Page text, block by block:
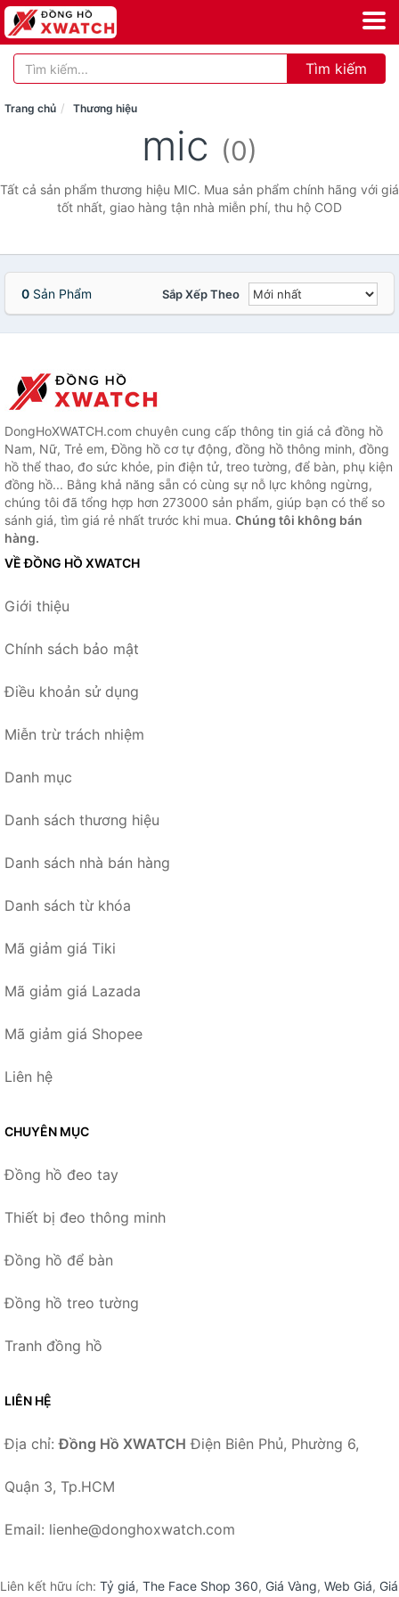
Tìm kiếm
Trang chủ Thương hiệu
mic (0)
Tất cả sản phẩm thương hiệu MIC. Mua sản phẩm chính hãng với giá
tốt nhất, giao hàng tận nhà miễn phí, thu hộ COD
0 Sản Phẩm Sắp Xếp Theo
DongHoXWATCH.com chuyên cung cấp thông tin giá cả đồng hồ
Nam, Nữ, Trẻ em, Đồng hồ cơ tự động, đồng hồ thông minh, đồng
hồ thể thao, đo sức khỏe, pin điện tử, treo tường, để bàn, phụ kiện
đồng hồ... Bằng khả năng sẵn có cùng sự nỗ lực không ngừng,
chúng tôi đã tổng hợp hơn 273000 sản phẩm, giúp bạn có thể so
sánh giá, tìm giá rẻ nhất trước khi mua. Chúng tôi không bán
hàng.
VỀ ĐỒNG HỒ XWATCH
Giới thiệu
Chính sách bảo mật
Điều khoản sử dụng
Miễn trừ trách nhiệm
Danh mục
Danh sách thương hiệu
Danh sách nhà bán hàng
Danh sách từ khóa
Mã giảm giá Tiki
Mã giảm giá Lazada
Mã giảm giá Shopee
Liên hệ
CHUYÊN MỤC
Đồng hồ đeo tay
Thiết bị đeo thông minh
Đồng hồ để bàn
Đồng hồ treo tường
Tranh đồng hồ
LIÊN HỆ
Địa chỉ:Đồng Hồ XWATCH Điện Biên Phủ, Phường 6,
Quận 3, Tp.HCM
Email: lienhe@donghoxwatch.com
Liên kết hữu ích: Tỷ giá, The Face Shop 360, Giá Vàng, Web Giá, Giá